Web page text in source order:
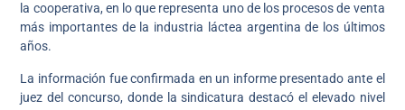
la cooperativa, en lo que representa uno de los procesos de venta
más importantes de la industria láctea argentina de los últimos
años.
La información fue confirmada en un informe presentado ante el
juez del concurso, donde la sindicatura destacó el elevado nivel